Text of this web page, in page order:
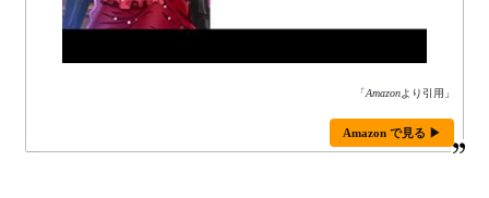
「Amazonより引用」
Amazon で見る ▶